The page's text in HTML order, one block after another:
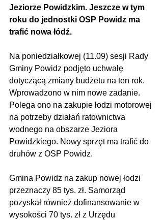
Jeziorze Powidzkim. Jeszcze w tym
roku do jednostki OSP Powidz ma
trafić nowa łódź.
Na poniedziałkowej (11.09) sesji Rady
Gminy Powidz podjęto uchwałę
dotyczącą zmiany budżetu na ten rok.
Wprowadzono w nim nowe zadanie.
Polega ono na zakupie łodzi motorowej
na potrzeby działań ratownictwa
wodnego na obszarze Jeziora
Powidzkiego. Nowy sprzęt ma trafić do
druhów z OSP Powidz.
Gmina Powidz na zakup nowej łodzi
przeznaczy 85 tys. zł. Samorząd
pozyskał również dofinansowanie w
wysokości 70 tys. zł z Urzędu